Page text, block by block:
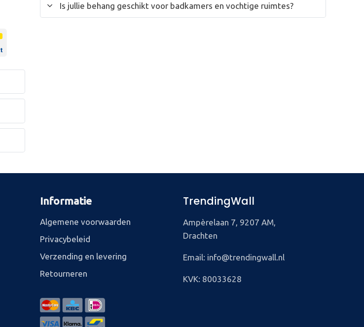
Is jullie behang geschikt voor badkamers en vochtige ruimtes?
Informatie
Algemene voorwaarden
Privacybeleid
Verzending en levering
Retourneren
TrendingWall
Ampèrelaan 7, 9207 AM,
Drachten
Email: info@trendingwall.nl
KVK: 80033628